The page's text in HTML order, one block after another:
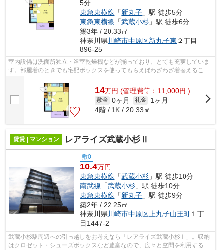
5分
東急東横線 「新丸子 」駅 徒歩5分
東急東横線 「武蔵小杉 」駅 徒歩6分
築3年 / 20.33㎡
神奈川県川崎市中原区新丸子東 ２丁目
896-25
室内設備は洗面所独立・浴室乾燥機などが揃っており、とても充実していま
す。部屋着のときでも宅配ボックスを使ってもらえばわざわざ着替えること
14万円 (管理費等：11,000円 )
敷金 0ヶ月 礼金
1ヶ月
4階 / 1K / 20.33㎡
賃貸 | マンション レアライズ武蔵小杉Ⅱ
敷0
10.4万円
東急東横線 「武蔵小杉 」駅 徒歩10分
南武線 「武蔵小杉 」駅 徒歩10分
東急東横線 「新丸子 」駅 徒歩9分
築2年 / 22.25㎡
神奈川県川崎市中原区上丸子山王町１丁
目1447-2
武蔵小杉駅周辺への引っ越しをお考えなら「レアライズ武蔵小杉Ⅱ」。収納
はクロゼット・シューズボックスなど豊富なので、広々と空間を利用するこ